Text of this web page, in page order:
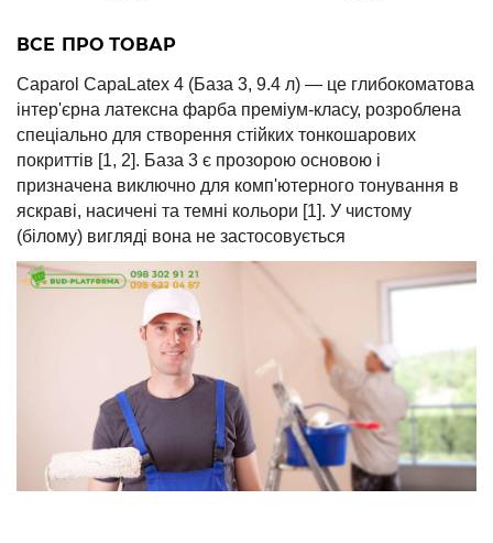
ВСЕ ПРО ТОВАР
Caparol CapaLatex 4 (База 3, 9.4 л) — це глибокоматова
інтер'єрна латексна фарба преміум-класу, розроблена
спеціально для створення стійких тонкошарових
покриттів [1, 2]. База 3 є прозорою основою і
призначена виключно для комп'ютерного тонування в
яскраві, насичені та темні кольори [1]. У чистому
(білому) вигляді вона не застосовується